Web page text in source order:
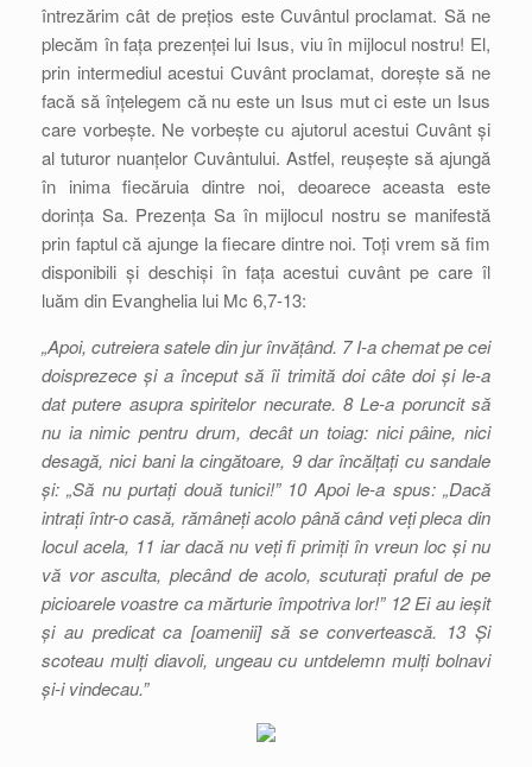
întrezărim cât de prețios este Cuvântul proclamat. Să ne
plecăm în fața prezenței lui Isus, viu în mijlocul nostru! El,
prin intermediul acestui Cuvânt proclamat, dorește să ne
facă să înțelegem că nu este un Isus mut ci este un Isus
care vorbește. Ne vorbește cu ajutorul acestui Cuvânt și
al tuturor nuanțelor Cuvântului. Astfel, reușește să ajungă
în inima fiecăruia dintre noi, deoarece aceasta este
dorința Sa. Prezența Sa în mijlocul nostru se manifestă
prin faptul că ajunge la fiecare dintre noi. Toți vrem să fim
disponibili și deschiși în fața acestui cuvânt pe care îl
luăm din Evanghelia lui Mc 6,7-13:
„Apoi, cutreiera satele din jur învățând. 7 I-a chemat pe cei
doisprezece și a început să îi trimită doi câte doi și le-a
dat putere asupra spiritelor necurate. 8 Le-a poruncit să
nu ia nimic pentru drum, decât un toiag: nici pâine, nici
desagă, nici bani la cingătoare, 9 dar încălțați cu sandale
și: „Să nu purtați două tunici!” 10 Apoi le-a spus: „Dacă
intrați într-o casă, rămâneți acolo până când veți pleca din
locul acela, 11 iar dacă nu veți fi primiți în vreun loc și nu
vă vor asculta, plecând de acolo, scuturați praful de pe
picioarele voastre ca mărturie împotriva lor!” 12 Ei au ieșit
și au predicat ca [oamenii] să se convertească. 13 Și
scoteau mulți diavoli, ungeau cu untdelemn mulți bolnavi
și-i vindecau.”